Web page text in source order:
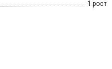
1 рост